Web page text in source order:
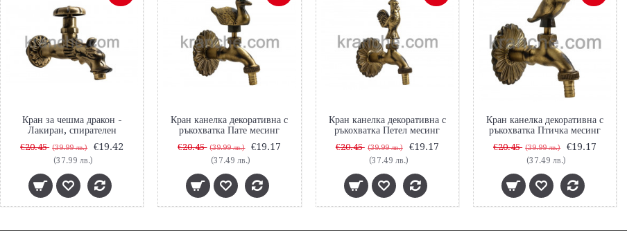
Кран за чешма дракон -
Лакиран, спирателен
€20.45 (39.99 лв.) €19.42
(37.99 лв.)
Кран канелка декоративна с
ръкохватка Пате месинг
€20.45 (39.99 лв.) €19.17
(37.49 лв.)
Кран канелка декоративна с
ръкохватка Петел месинг
€20.45 (39.99 лв.) €19.17
(37.49 лв.)
Кран канелка декоративна с
ръкохватка Птичка месинг
€20.45 (39.99 лв.) €19.17
(37.49 лв.)